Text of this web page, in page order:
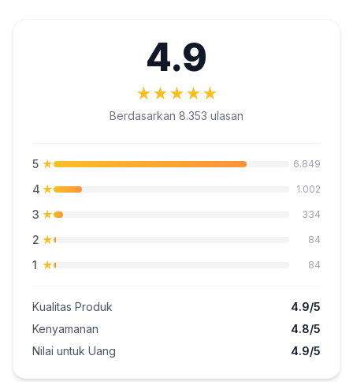
4.9
★★★★★
Berdasarkan 8.353 ulasan
5 ★ 6.849
4 ★ 1.002
3 ★ 334
2 ★ 84
1 ★ 84
Kualitas Produk
4.9/5
Kenyamanan
4.8/5
Nilai untuk Uang
4.9/5